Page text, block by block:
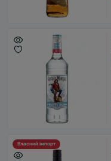
Власний імпорт